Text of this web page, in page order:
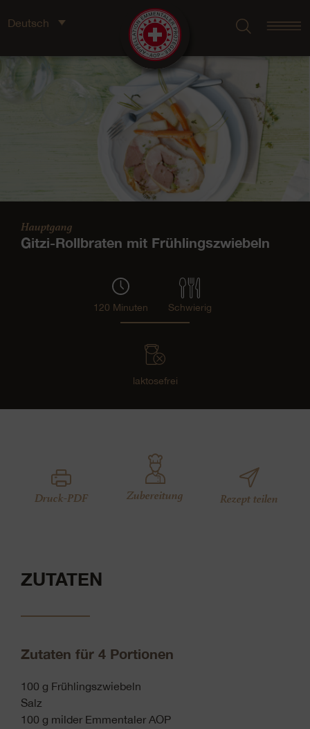
Deutsch
Hauptgang
Gitzi-Rollbraten mit Frühlingszwiebeln
120 Minuten Schwierig
laktosefrei
Druck-PDF Zubereitung Rezept teilen
ZUTATEN
Zutaten für 4 Portionen
100 g Frühlingszwiebeln
Salz
100 g milder Emmentaler AOP